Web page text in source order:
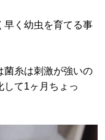
早く幼虫を育てる事
菌糸は刺激が強いの
して1ヶ月ちょっ